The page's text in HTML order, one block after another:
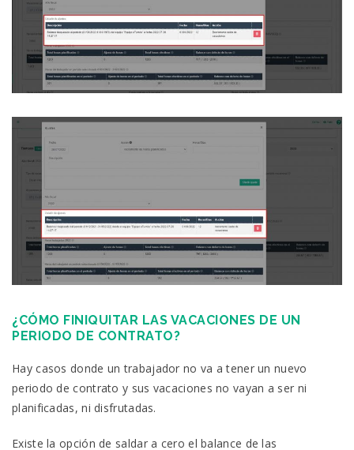
¿CÓMO FINIQUITAR LAS VACACIONES DE UN
PERIODO DE CONTRATO?
Hay casos donde un trabajador no va a tener un nuevo
periodo de contrato y sus vacaciones no vayan a ser ni
planificadas, ni disfrutadas.
Existe la opción de saldar a cero el balance de las